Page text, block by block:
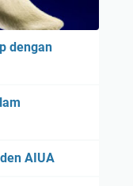
dengan
AIUA